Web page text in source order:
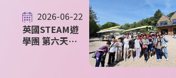
2026-06-22
英國STEAM遊
學團 第六天花